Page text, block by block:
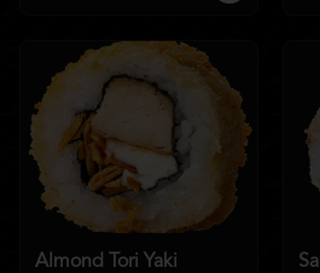
Almond Tori Yaki